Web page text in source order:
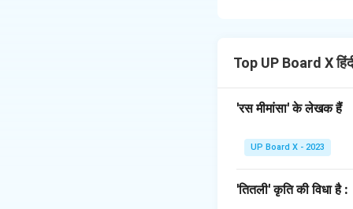
Step 2: Key
उपमेय पर उपमान का
इस पंक्ति में 'राम-रतन'
उपमेय और उपमान में
Top UP Board X
'रस मीमांसा' के लेखक हैं
UP Board X - 2023
'तितली' कृति की विधा है :